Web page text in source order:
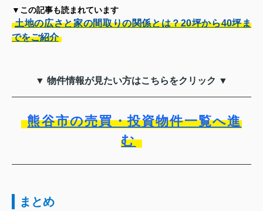
▼この記事も読まれています
土地の広さと家の間取りの関係とは？20坪から40坪ま
でをご紹介
▼ 物件情報が見たい方はこちらをクリック ▼
熊谷市の売買・投資物件一覧へ進
む
まとめ